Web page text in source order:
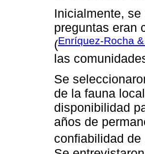
Inicialmente,
preguntas eran
(Enríquez-Rocha
las
Se
de la fauna
disponibilidad
años de
confiabilidad